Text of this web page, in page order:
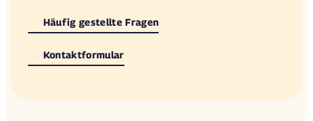
Häufig gestellte Fragen
Kontaktformular